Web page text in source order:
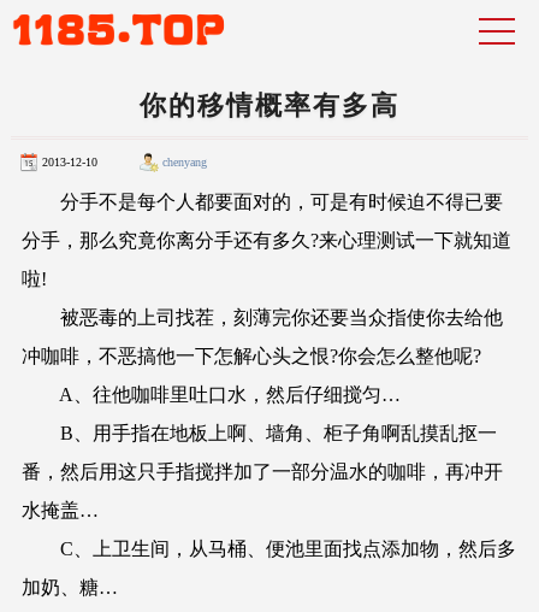
你的移情概率有多高
2013-12-10 chenyang
分手不是每个人都要面对的，可是有时候迫不得已要
分手，那么究竟你离分手还有多久?来心理测试一下就知道
啦!
被恶毒的上司找茬，刻薄完你还要当众指使你去给他
冲咖啡，不恶搞他一下怎解心头之恨?你会怎么整他呢?
A、往他咖啡里吐口水，然后仔细搅匀…
B、用手指在地板上啊、墙角、柜子角啊乱摸乱抠一
番，然后用这只手指搅拌加了一部分温水的咖啡，再冲开
水掩盖…
C、上卫生间，从马桶、便池里面找点添加物，然后多
加奶、糖…